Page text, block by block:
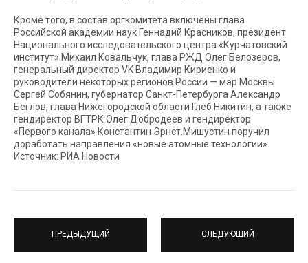
Кроме того, в состав оргкомитета включены глава
Российской академии наук Геннадий Красников, президент
Национального исследовательского центра «Курчатовский
институт» Михаил Ковальчук, глава РЖД Олег Белозеров,
генеральный директор VK Владимир Кириенко и
руководители некоторых регионов России — мэр Москвы
Сергей Собянин, губернатор Санкт-Петербурга Александр
Беглов, глава Нижегородской области Глеб Никитин, а также
гендиректор ВГТРК Олег Добродеев и гендиректор
«Первого канала» Константин Эрнст.Мишустин поручил
доработать направления «новые атомные технологии»
Источник: РИА Новости
ПРЕДЫДУЩИЙ СЛЕДУЮЩИЙ